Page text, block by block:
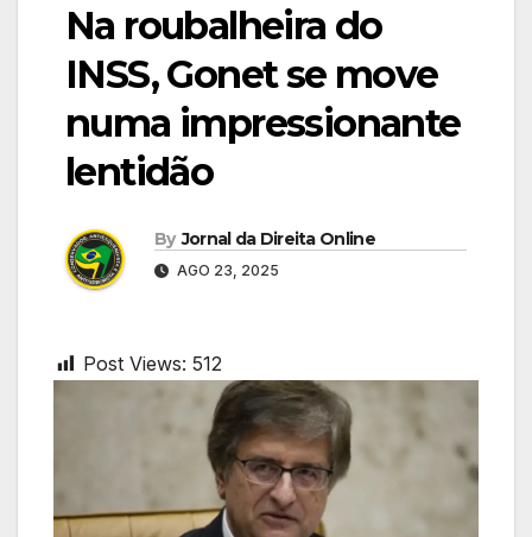
Na roubalheira do
INSS, Gonet se move
numa impressionante
lentidão
By Jornal da Direita Online
AGO 23, 2025
Post Views: 512